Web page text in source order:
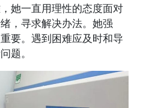
她一直用理性的态度面对
，寻求解决办法。她强
要。遇到困难应及时和导
题。